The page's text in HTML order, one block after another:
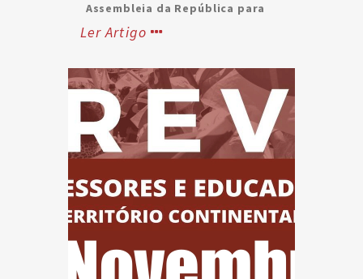
Assembleia da República para
defender o Orçamento de
Adere juntos somos uma força!
O SIPE, em convergência
com outras organizações
sindicais, ASPL, FENPROF,
FNE, SEPLEU, SINAPE,
SINDEP e SPLIU, emitiu
hoje um pré-aviso de greve
para o dia 2 de novembro
Ler Artigo